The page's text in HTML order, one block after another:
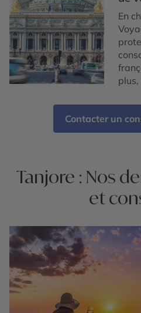
En
Contacter un
Tanjore : Nos
et